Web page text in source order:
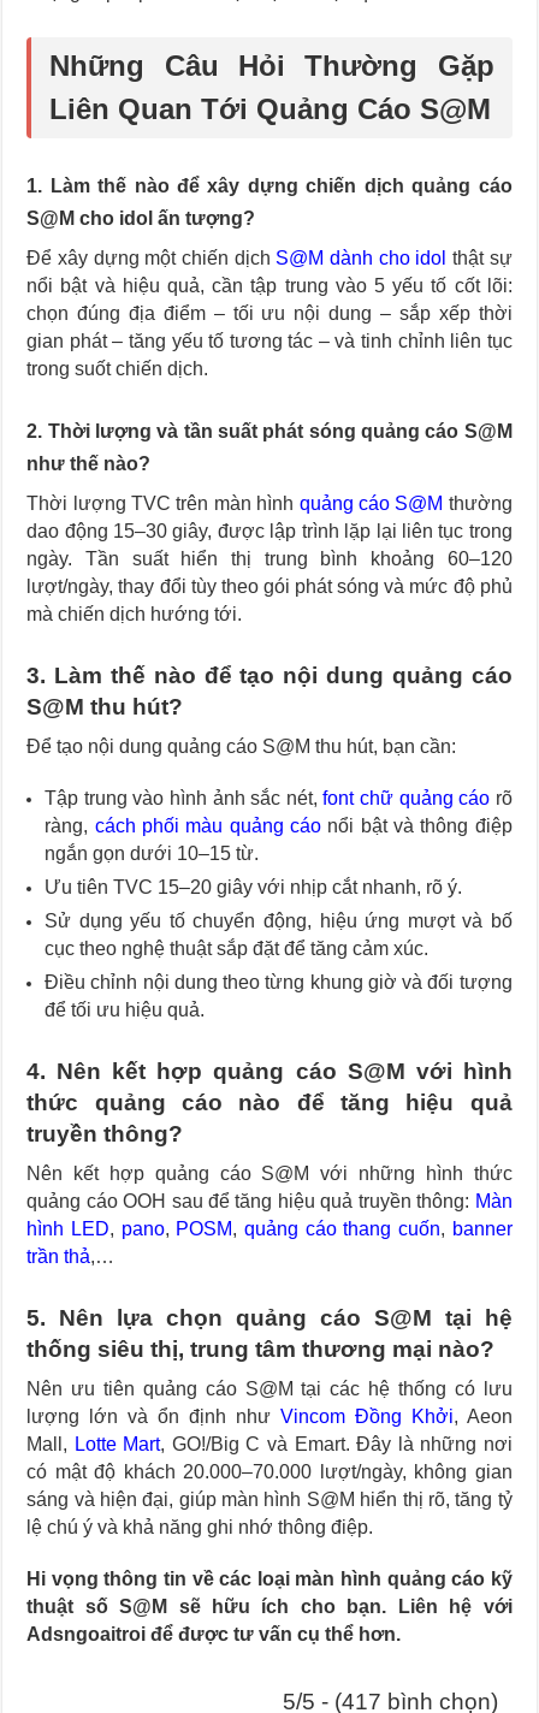
Những Câu Hỏi Thường Gặp
Liên Quan Tới Quảng Cáo S@M
1. Làm thế nào để xây dựng chiến dịch quảng cáo
S@M cho idol ấn tượng?
Để xây dựng một chiến dịch S@M dành cho idol thật sự
nổi bật và hiệu quả, cần tập trung vào 5 yếu tố cốt lõi:
chọn đúng địa điểm – tối ưu nội dung – sắp xếp thời
gian phát – tăng yếu tố tương tác – và tinh chỉnh liên tục
trong suốt chiến dịch.
2. Thời lượng và tần suất phát sóng quảng cáo S@M
như thế nào?
Thời lượng TVC trên màn hình quảng cáo S@M thường
dao động 15–30 giây, được lập trình lặp lại liên tục trong
ngày. Tần suất hiển thị trung bình khoảng 60–120
lượt/ngày, thay đổi tùy theo gói phát sóng và mức độ phủ
mà chiến dịch hướng tới.
3. Làm thế nào để tạo nội dung quảng cáo
S@M thu hút?
Để tạo nội dung quảng cáo S@M thu hút, bạn cần:
Tập trung vào hình ảnh sắc nét,font chữ quảng cáo rõ
ràng, cách phối màu quảng cáo nổi bật và thông điệp
ngắn gọn dưới 10–15 từ.
Ưu tiên TVC 15–20 giây với nhịp cắt nhanh, rõ ý.
Sử dụng yếu tố chuyển động, hiệu ứng mượt và bố
cục theo nghệ thuật sắp đặt để tăng cảm xúc.
Điều chỉnh nội dung theo từng khung giờ và đối tượng
để tối ưu hiệu quả.
4. Nên kết hợp quảng cáo S@M với hình
thức quảng cáo nào để tăng hiệu quả
truyền thông?
Nên kết hợp quảng cáo S@M với những hình thức
quảng cáo OOH sau để tăng hiệu quả truyền thông: Màn
hình LED, pano, POSM,quảng cáo thang cuốn, banner
trần thả,…
5. Nên lựa chọn quảng cáo S@M tại hệ
thống siêu thị, trung tâm thương mại nào?
Nên ưu tiên quảng cáo S@M tại các hệ thống có lưu
lượng lớn và ổn định như Vincom Đồng Khởi, Aeon
Mall, Lotte Mart, GO!/Big C và Emart. Đây là những nơi
có mật độ khách 20.000–70.000 lượt/ngày, không gian
sáng và hiện đại, giúp màn hình S@M hiển thị rõ, tăng tỷ
lệ chú ý và khả năng ghi nhớ thông điệp.
Hi vọng thông tin về các loại màn hình quảng cáo kỹ
thuật số S@M sẽ hữu ích cho bạn. Liên hệ với
Adsngoaitroi để được tư vấn cụ thể hơn.
5/5 - (417 bình chọn)